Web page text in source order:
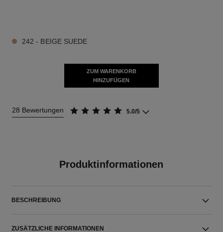
242 - BEIGE SUEDE
ZUM WARENKORB
HINZUFÜGEN
28 Bewertungen 5.0/5
Produktinformationen
BESCHREIBUNG
ZUSÄTZLICHE INFORMATIONEN